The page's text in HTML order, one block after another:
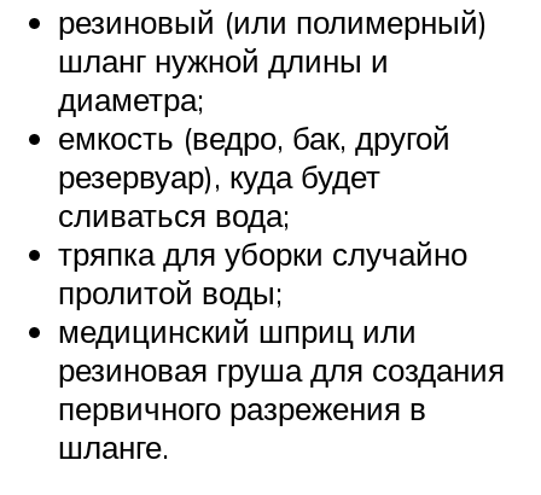
резиновый (или полимерный)
шланг нужной длины и
диаметра;
емкость (ведро, бак, другой
резервуар), куда будет
сливаться вода;
тряпка для уборки случайно
пролитой воды;
медицинский шприц или
резиновая груша для создания
первичного разрежения в
шланге.